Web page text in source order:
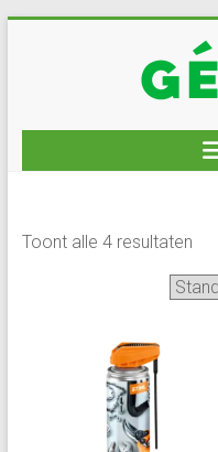
GEMAR
rijplaten
Toont alle 4 resultaten